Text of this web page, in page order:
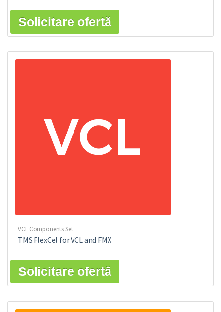
Solicitare ofertă
VCL Components Set
TMS FlexCel for VCL and FMX
Solicitare ofertă